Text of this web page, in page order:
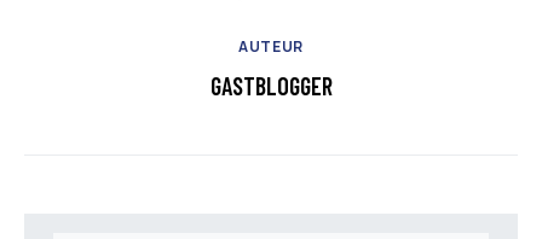
AUTEUR
GASTBLOGGER